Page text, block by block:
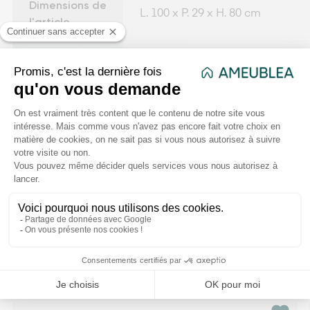
Dimensions de
l'article
L. 100 x P. 29 x H. 80 cm
Poids net 25,500 kg
Dimensions de
l'emballage
L. 101.5 x P. 12 x H. 39 cm
Temps
(en minute)
VOUS AIMEREZ AUSSI